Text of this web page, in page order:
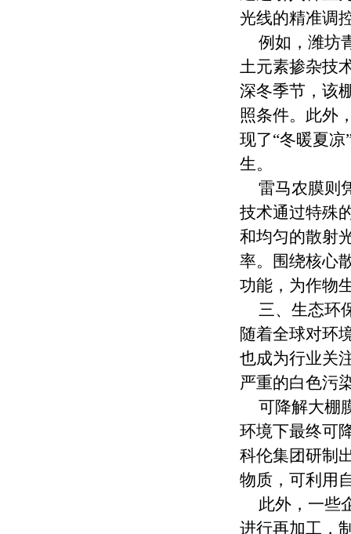
光线的精准调
例如，潍坊
土元素掺杂技
深冬季节，该
照条件。此外
现了“冬暖夏
生。
雷马农膜则
技术通过特殊
和均匀的散射
率。围绕核心
功能，为作物
三、生态环
随着全球对环
也成为行业关
严重的白色污
可降解大棚
环境下最终可
科伦集团研制
物质，可利用
此外，一些
进行再加工，